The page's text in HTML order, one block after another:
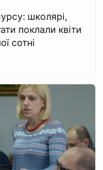
школярі,
поклали квіти
сотні